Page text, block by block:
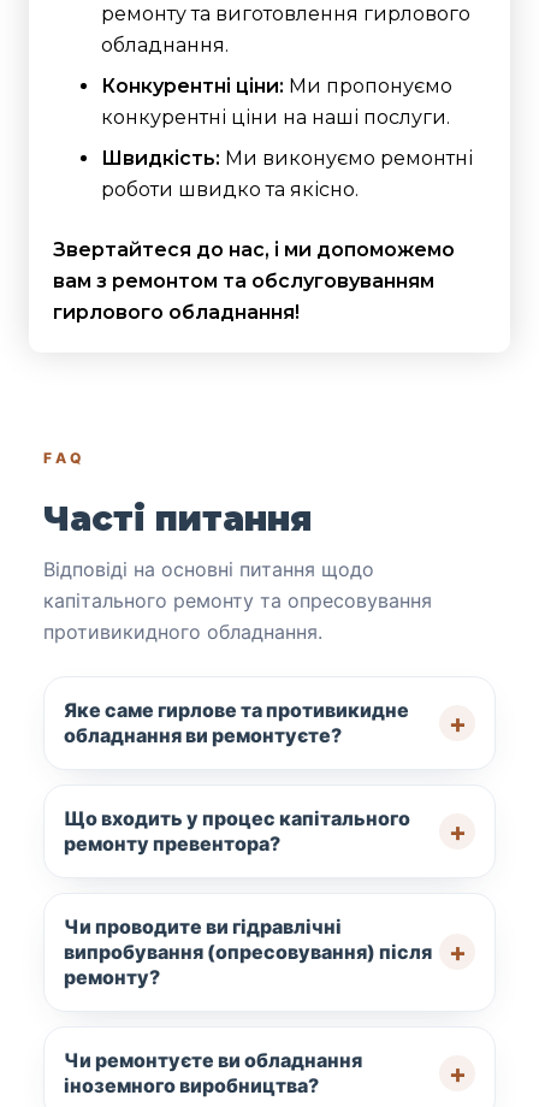
ремонту та виготовлення гирлового
обладнання.
Конкурентні ціни: Ми пропонуємо
конкурентні ціни на наші послуги.
Швидкість: Ми виконуємо ремонтні
роботи швидко та якісно.
Звертайтеся до нас, і ми допоможемо
вам з ремонтом та обслуговуванням
гирлового обладнання!
FAQ
Часті питання
Відповіді на основні питання щодо
капітального ремонту та опресовування
противикидного обладнання.
Яке саме гирлове та противикидне
обладнання ви ремонтуєте?
Що входить у процес капітального
ремонту превентора?
Чи проводите ви гідравлічні
випробування (опресовування) після
ремонту?
Чи ремонтуєте ви обладнання
іноземного виробництва?